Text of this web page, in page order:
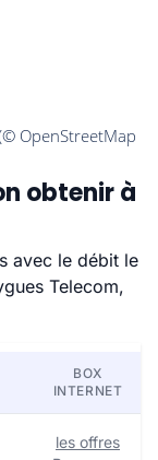
obtenir à
avec le débit le
Telecom,
BOX
INTERNET
les offres